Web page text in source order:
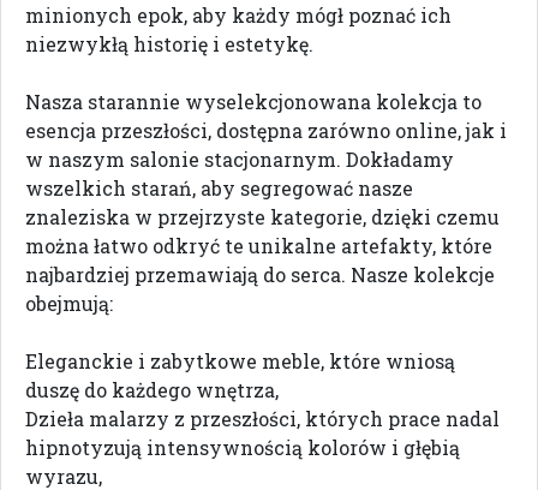
minionych epok, aby każdy mógł poznać ich
niezwykłą historię i estetykę.
Nasza starannie wyselekcjonowana kolekcja to
esencja przeszłości, dostępna zarówno online, jak i
w naszym salonie stacjonarnym. Dokładamy
wszelkich starań, aby segregować nasze
znaleziska w przejrzyste kategorie, dzięki czemu
można łatwo odkryć te unikalne artefakty, które
najbardziej przemawiają do serca. Nasze kolekcje
obejmują:
Eleganckie i zabytkowe meble, które wniosą
duszę do każdego wnętrza,
Dzieła malarzy z przeszłości, których prace nadal
hipnotyzują intensywnością kolorów i głębią
wyrazu,